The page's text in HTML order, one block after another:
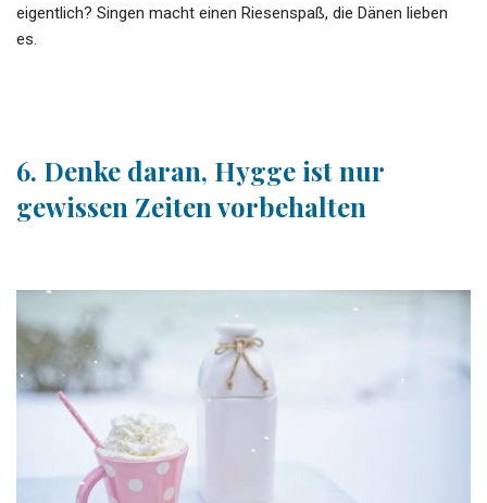
eigentlich? Singen macht einen Riesenspaß, die Dänen lieben
es.
6. Denke daran, Hygge ist nur
gewissen Zeiten vorbehalten